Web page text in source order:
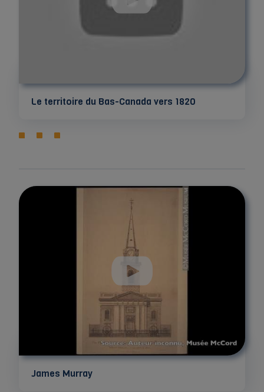
Le territoire du Bas-Canada vers 1820
James Murray